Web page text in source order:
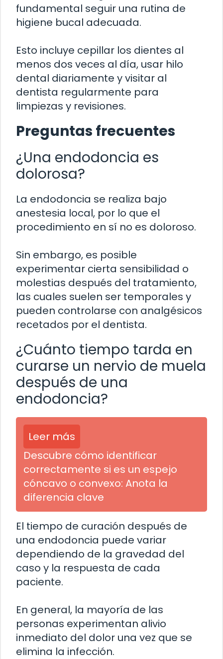
fundamental seguir una rutina de
higiene bucal adecuada.
Esto incluye cepillar los dientes al
menos dos veces al día, usar hilo
dental diariamente y visitar al
dentista regularmente para
limpiezas y revisiones.
Preguntas frecuentes
¿Una endodoncia es
dolorosa?
La endodoncia se realiza bajo
anestesia local, por lo que el
procedimiento en sí no es doloroso.
Sin embargo, es posible
experimentar cierta sensibilidad o
molestias después del tratamiento,
las cuales suelen ser temporales y
pueden controlarse con analgésicos
recetados por el dentista.
¿Cuánto tiempo tarda en
curarse un nervio de muela
después de una
endodoncia?
Leer más
Descubre cómo identificar
correctamente si es un espejo
cóncavo o convexo: Anota la
diferencia clave
El tiempo de curación después de
una endodoncia puede variar
dependiendo de la gravedad del
caso y la respuesta de cada
paciente.
En general, la mayoría de las
personas experimentan alivio
inmediato del dolor una vez que se
elimina la infección.